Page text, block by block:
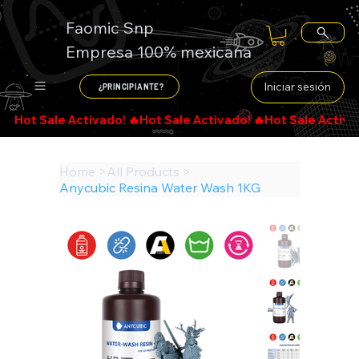
Faomic Snp
Empresa 100% mexicana
¿PRINCIPIANTE? Iniciar sesión
Home > All Products >
Anycubic Resina Water Wash 1KG
Search